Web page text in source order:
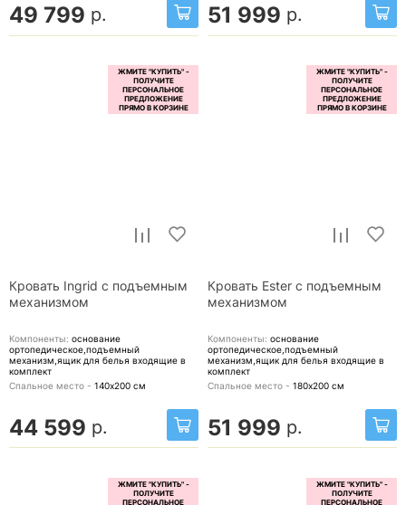
49 799 р. 51 999 р.
Кровать Ingrid с подъемным
механизмом
Компоненты: основание
ортопедическое,подъемный
механизм,ящик для белья входящие в
комплект
Спальное место - 140х200 см
44 599 р.
Кровать Ester с подъемным
механизмом
Компоненты: основание
ортопедическое,подъемный
механизм,ящик для белья входящие в
комплект
Спальное место - 180х200 см
51 999 р.